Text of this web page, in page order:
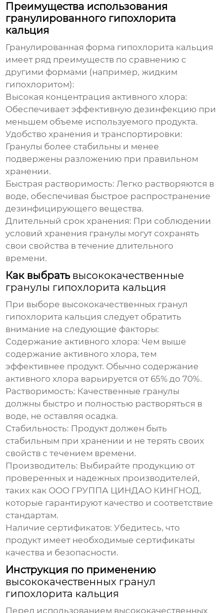
Преимущества использования
гранулированного гипохлорита
кальция
Гранулированная форма гипохлорита кальция
имеет ряд преимуществ по сравнению с
другими формами (например, жидким
гипохлоритом):
Высокая концентрация активного хлора:
Обеспечивает эффективную дезинфекцию при
меньшем объеме используемого продукта.
Удобство хранения и транспортировки:
Гранулы более стабильны и менее
подвержены разложению при правильном
хранении.
Быстрая растворимость: Легко растворяются в
воде, обеспечивая быстрое распространение
дезинфицирующего вещества.
Длительный срок хранения: При соблюдении
условий хранения гранулы могут сохранять
свои свойства в течение длительного
времени.
Как выбрать высококачественные
гранулы гипохлорита кальция
При выборе высококачественных гранул
гипохлорита кальция следует обратить
внимание на следующие факторы:
Содержание активного хлора: Чем выше
содержание активного хлора, тем
эффективнее продукт. Обычно содержание
активного хлора варьируется от 65% до 70%.
Растворимость: Качественные гранулы
должны быстро и полностью растворяться в
воде, не оставляя осадка.
Стабильность: Продукт должен быть
стабильным при хранении и не терять своих
свойств с течением времени.
Производитель: Выбирайте продукцию от
проверенных и надежных производителей,
таких как ООО ГРУППА ЦИНДАО КИНГНОД,
которые гарантируют качество и соответствие
стандартам.
Наличие сертификатов: Убедитесь, что
продукт имеет необходимые сертификаты
качества и безопасности.
Инструкция по применению
высококачественных гранул
гипохлорита кальция
Перед использованием высококачественных